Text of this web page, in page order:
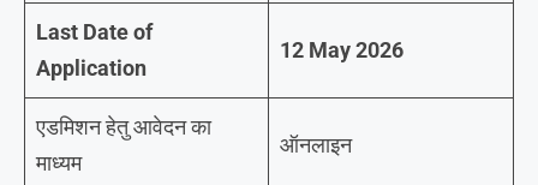
Last Date of
Application
12 May 2026
एडमिशन हेतु आवेदन का
माध्यम
ऑनलाइन